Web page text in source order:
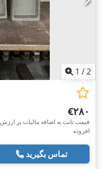
1 /2
‎€۲۸۰
قیمت ثابت به اضافه مالیات بر ارزش
افزوده
تماس بگیرید